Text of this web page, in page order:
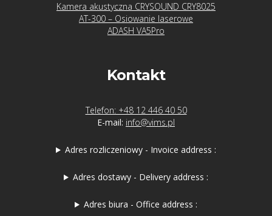
Kamera akustyczna CRYSOUND CRY8025
AT-300 – Osiowanie laserowe
ADASH VA5Pro
Kontakt
Telefon: +48 12 446 40 50
E-mail: info@vims.pl
Adres rozliczeniowy - Invoice address :
Adres dostawy - Delivery address :
Adres biura - Office address :